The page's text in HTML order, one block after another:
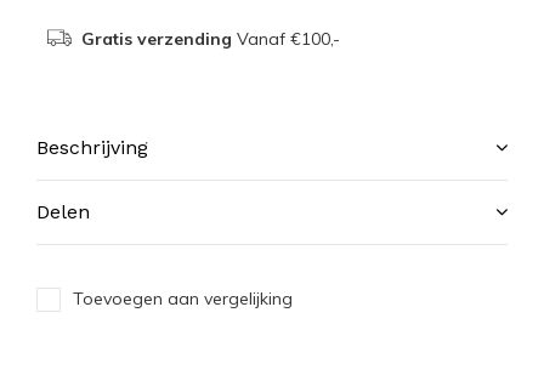
Gratis verzending Vanaf €100,-
Beschrijving
Delen
Toevoegen aan vergelijking